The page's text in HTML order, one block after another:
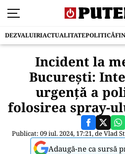
DEZVALUIRIACTUALITATEPOLITICĂ
Incident la
București:
urgență a
folosirea spray-
Publicat: 09 iul. 2024, 17:21, deVlad
Adaugă-ne ca sursă